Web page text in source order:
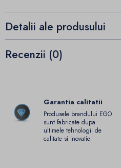
Detalii ale produsului
Recenzii (0)
Garantia calitatii
Produsele brandului EGO
sunt fabricate dupa
ultimele tehnologii de
calitate si inovatie